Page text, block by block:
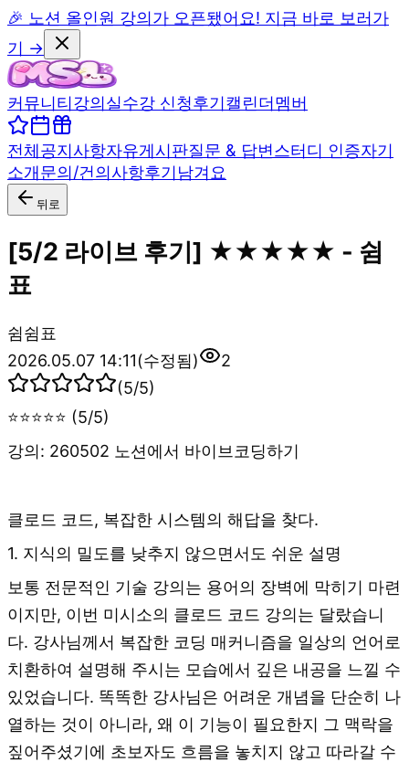
🎉 노션 올인원 강의가 오픈됐어요! 지금 바로 보러가
기 →
커뮤니티강의실수강 신청후기캘린더멤버
전체공지사항자유게시판질문 & 답변스터디 인증자기
소개문의/건의사항후기남겨요
뒤로
[5/2 라이브 후기] ★★★★★ - 쉼
표
쉼쉼표
2026.05.07 14:11(수정됨)
2
(5/5)
⭐⭐⭐⭐⭐ (5/5)
강의: 260502 노션에서 바이브코딩하기
클로드 코드, 복잡한 시스템의 해답을 찾다.
1. 지식의 밀도를 낮추지 않으면서도 쉬운 설명
보통 전문적인 기술 강의는 용어의 장벽에 막히기 마련
이지만, 이번 미시소의 클로드 코드 강의는 달랐습니
다. 강사님께서 복잡한 코딩 매커니즘을 일상의 언어로
치환하여 설명해 주시는 모습에서 깊은 내공을 느낄 수
있었습니다. 똑똑한 강사님은 어려운 개념을 단순히 나
열하는 것이 아니라, 왜 이 기능이 필요한지 그 맥락을
짚어주셨기에 초보자도 흐름을 놓치지 않고 따라갈 수